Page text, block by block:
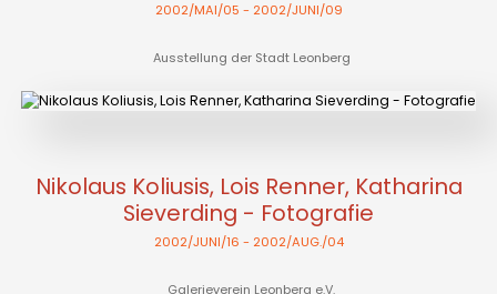
2002/MAI/05 - 2002/JUNI/09
Ausstellung der Stadt Leonberg
Nikolaus Koliusis, Lois Renner, Katharina
Sieverding - Fotografie
2002/JUNI/16 - 2002/AUG./04
Galerieverein Leonberg e.V.